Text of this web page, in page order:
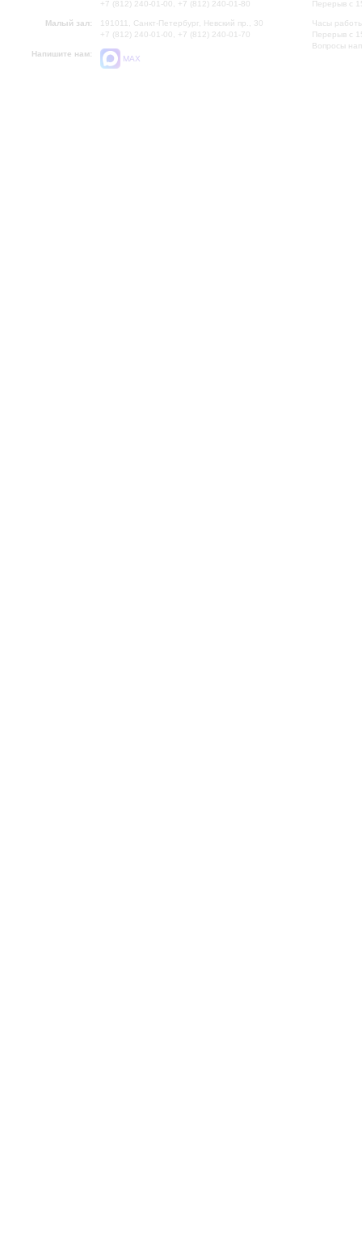
+7 (812) 240-01-00, +7 (812) 240-01-80
Малый зал:
191011, Санкт-Петербург, Невский пр., 30
+7 (812) 240-01-00, +7 (812) 240-01-70
Напишите нам:
MAX
Перерыв с
Часы
Перерыв с
Вопросы